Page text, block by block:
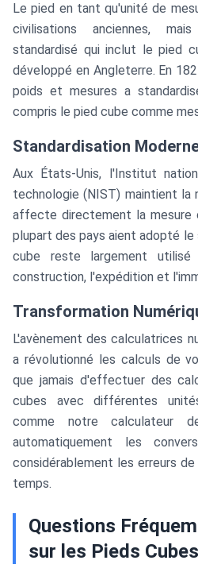
Le pied en tant qu'unité de
civilisations anciennes,
standardisé qui inclut le pied
développé en Angleterre. En
poids et mesures a
compris le pied cube comme
Standardisation
Aux États-Unis, l'Institut
technologie (NIST) maintient la
affecte directement la mesure
plupart des pays aient adopté
cube reste largement
construction, l'expédition et
Transformation
L'avènement des calculatrices
a révolutionné les calculs de
que jamais d'effectuer des
cubes avec différentes
comme notre calculateur
automatiquement les
considérablement les erreurs
temps.
Questions
sur les Pieds Cubes